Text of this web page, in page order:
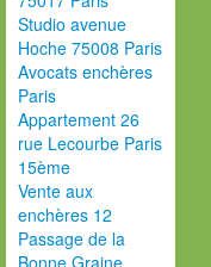
Studio avenue
Hoche 75008 Paris
Avocats enchères
Paris
Appartement 26
rue Lecourbe Paris
15ème
Vente aux
enchères 12
Passage de la
Bonne Graine